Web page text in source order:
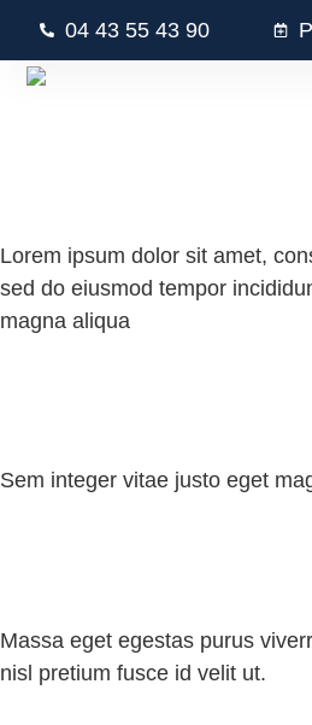
04 43 55 43 90
Lorem ipsum dolor sit amet,
sed do eiusmod tempor
magna aliqua
Sem integer vitae justo eget
Massa eget egestas purus
nisl pretium fusce id velit ut.